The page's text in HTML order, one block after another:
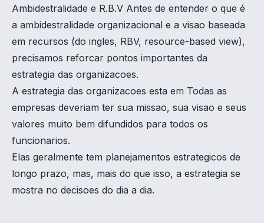
Ambidestralidade e R.B.V Antes de entender o que é
a ambidestralidade organizacional e a visao baseada
em recursos (do ingles, RBV, resource-based view),
precisamos reforcar pontos importantes da
estrategia das organizacoes.
A estrategia das organizacoes esta em Todas as
empresas deveriam ter sua missao, sua visao e seus
valores muito bem difundidos para todos os
funcionarios.
Elas geralmente tem planejamentos estrategicos de
longo prazo, mas, mais do que isso, a estrategia se
mostra no decisoes do dia a dia.